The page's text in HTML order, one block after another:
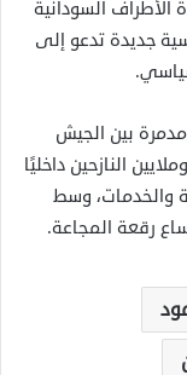
الأطراف السودانية
جديدة تدعو إلى
منذ منتصف أبريل 2023 حربًا مدمرة بين الجيش
النازحين داخليًا
والخدمات، وسط
رقعة المجاعة.